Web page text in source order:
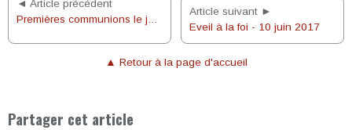
◄ Article précédent
Premières communions le jour de l’Ascension
Article suivant ►
Eveil à la foi - 10 juin 2017
▲ Retour à la page d'accueil
Partager cet article